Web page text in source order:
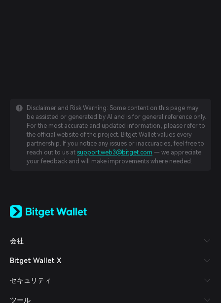
Disclaimer and Risk Warning: Some content on this page may
be assisted or generated by AI and is for general reference only.
For the most accurate and updated information, please refer to
the official website of the project. Bitget Wallet values every
partnership. If you notice any issues or inaccuracies, feel free to
reach out to us at support.web3@bitget.com — we appreciate
your feedback and will make improvements where needed.
日本語
Español (Latinoamérica)
Italiano
Deutsch
会社
Bitget Wallet X
セキュリティ
ツール